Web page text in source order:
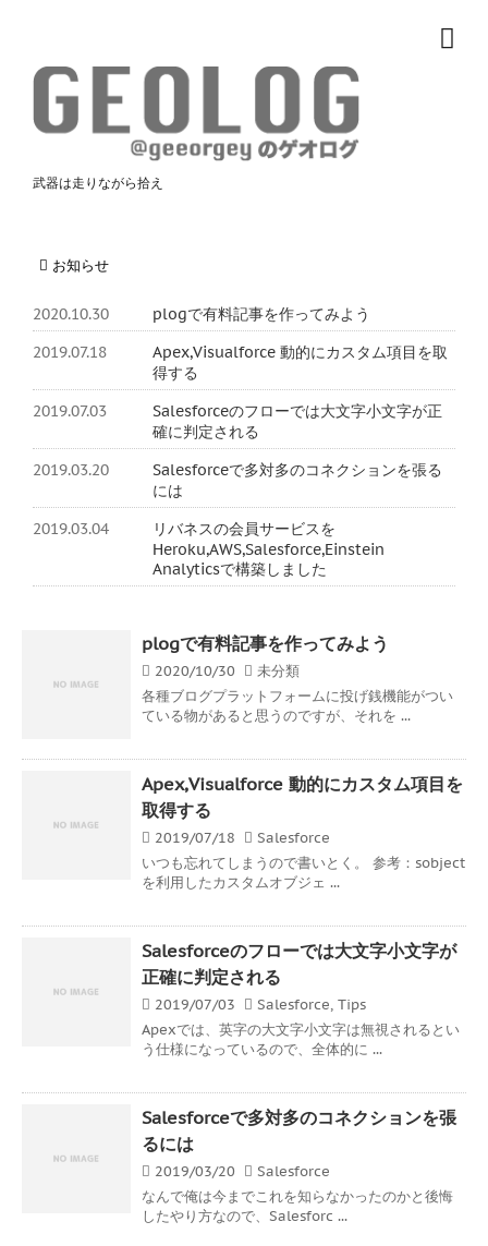
武器は走りながら拾え
お知らせ
2020.10.30
plogで有料記事を作ってみよう
2019.07.18
Apex,Visualforce 動的にカスタム項目を取
得する
2019.07.03
Salesforceのフローでは大文字小文字が正
確に判定される
2019.03.20
Salesforceで多対多のコネクションを張る
には
2019.03.04
リバネスの会員サービスを
Heroku,AWS,Salesforce,Einstein
Analyticsで構築しました
plogで有料記事を作ってみよう
2020/10/30
未分類
各種ブログプラットフォームに投げ銭機能がつい
ている物があると思うのですが、それを ...
Apex,Visualforce 動的にカスタム項目を
取得する
2019/07/18
Salesforce
いつも忘れてしまうので書いとく。 参考：sobject
を利用したカスタムオブジェ ...
Salesforceのフローでは大文字小文字が
正確に判定される
2019/07/03 Salesforce, Tips
Apexでは、英字の大文字小文字は無視されるとい
う仕様になっているので、全体的に ...
Salesforceで多対多のコネクションを張
るには
2019/03/20
Salesforce
なんで俺は今までこれを知らなかったのかと後悔
したやり方なので、Salesforc ...